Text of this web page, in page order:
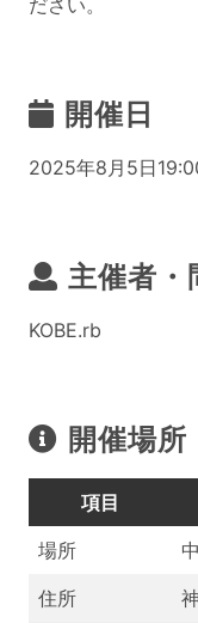
ださい。
開催日
2025年8月5日
主催者・
KOBE.rb
開催場所
項目
場所
住所